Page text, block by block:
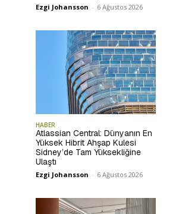
Ezgi Johansson - 6 Ağustos 2026
HABER
Atlassian Central: Dünyanın En
Yüksek Hibrit Ahşap Kulesi
Sidney’de Tam Yüksekliğine
Ulaştı
Ezgi Johansson - 6 Ağustos 2026